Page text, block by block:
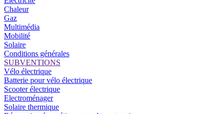
Chaleur
Gaz
Multimédia
Mobilité
Solaire
Conditions générales
SUBVENTIONS
Vélo électrique
Batterie pour vélo électrique
Scooter électrique
Electroménager
Solaire thermique